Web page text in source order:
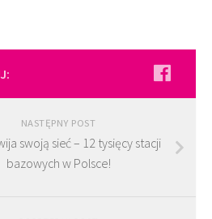
NASTĘPNY POST
swoją sieć – 12 tysięcy stacji
bazowych w Polsce!